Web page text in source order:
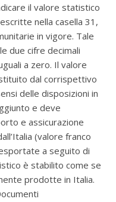
il valore statistico
nella casella 31,
in vigore. Tale
due cifre decimali
a zero. Il valore
dal corrispettivo
delle disposizioni in
e deve
e assicurazione
(valore franco
a seguito di
è stabilito come se
prodotte in Italia.